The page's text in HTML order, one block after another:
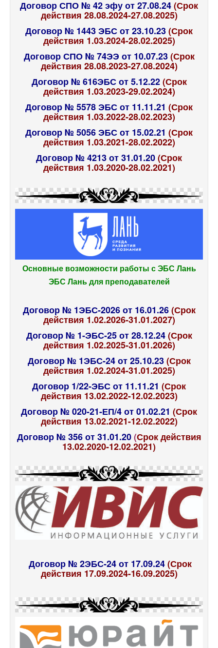
Договор СПО № 42 эфу от 27.08.24(Срок
действия 28.08.2024-27.08.2025)
Договор № 1443 ЭБС от 23.10.23(Срок
действия 1.03.2024-28.02.2025)
Договор СПО № 74ЭЭ от 10.07.23(Срок
действия 28.08.2023-27.08.2024)
Договор № 616ЭБС от 5.12.22 (Срок
действия 1.03.2023-29.02.2024)
Договор № 5578 ЭБС от 11.11.21 (Срок
действия 1.03.2022-28.02.2023)
Договор № 5056 ЭБС от 15.02.21 (Срок
действия 1.03.2021-28.02.2022)
Договор № 4213 от 31.01.20(Срок
действия 1.03.2020-28.02.2021)
Основные возможности работы с ЭБС Лань
ЭБС Лань для преподавателей
Договор № 1ЭБС-2026 от 16.01.26 (Срок
действия 1.02.2026-31.01.2027)
Договор № 1-ЭБС-25 от 28.12.24(Срок
действия 1.02.2025-31.01.2026)
Договор № 1ЭБС-24 от 25.10.23 (Срок
действия 1.02.2024-31.01.2025)
Договор 1/22-ЭБС от 11.11.21 (Срок
действия 13.02.2022-12.02.2023)
Договор № 020-21-ЕП/4 от 01.02.21 (Срок
действия 13.02.2021-12.02.2022)
Договор № 356 от 31.01.20(Срок действия
13.02.2020-12.02.2021)
Договор № 2ЭБС-24 от 17.09.24(Срок
действия 17.09.2024-16.09.2025)